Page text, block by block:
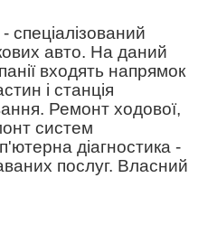
спеціалізований
авто. На даний
входять напрямок
і станція
Ремонт ходової,
систем
діагностика -
послуг. Власний